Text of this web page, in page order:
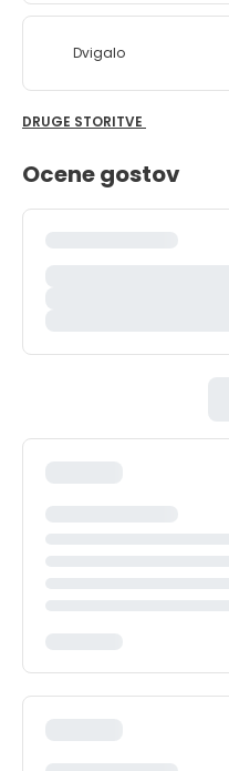
Dvigalo
DRUGE STORITVE
Ocene gostov